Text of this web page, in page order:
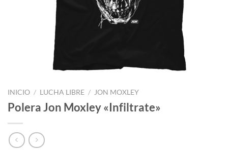
INICIO / LUCHA LIBRE / JON MOXLEY
Polera Jon Moxley «Infiltrate»